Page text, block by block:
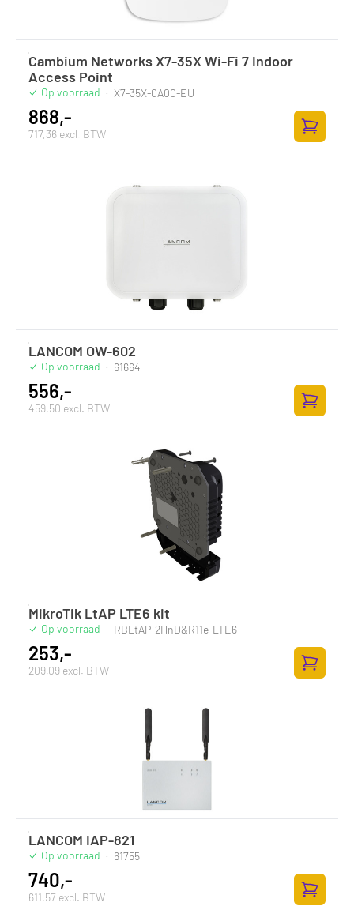
Cambium Networks X7-35X Wi-Fi 7 Indoor
Access Point
Op voorraad · X7-35X-0A00-EU
868,-
717,36 excl. BTW
Zum
LANCOM OW-602
Op voorraad · 61664
556,-
459,50 excl. BTW
Zum
MikroTik LtAP LTE6 kit
Op voorraad · RBLtAP-2HnD&R11e-LTE6
253,-
209,09 excl. BTW
Zum
LANCOM IAP-821
Op voorraad · 61755
740,-
611,57 excl. BTW